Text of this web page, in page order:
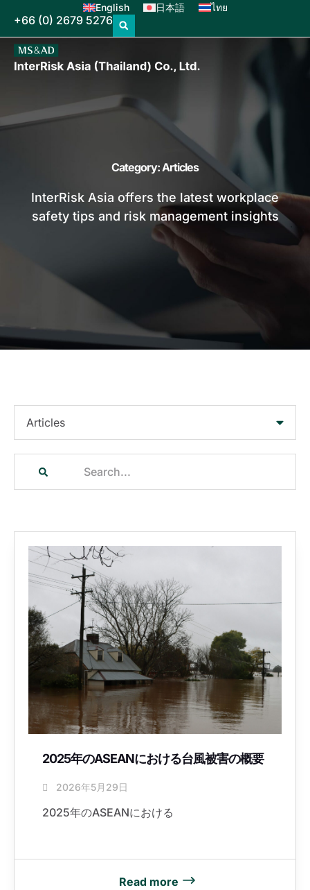
English 日本語 ไทย
+66 (0) 2679 5276
Category: Articles
InterRisk Asia offers the latest workplace
safety tips and risk management insights
2025年のASEANにおける台風被害の概要
2026年5月29日
2025年のASEANにおける
Read more